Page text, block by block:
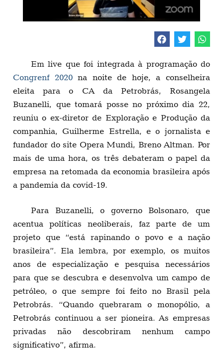
Em live que foi integrada à programação do
Congrenf 2020na noite de hoje, a conselheira
eleita para o CA da Petrobrás, Rosangela
Buzanelli, que tomará posse no próximo dia 22,
reuniu o ex-diretor de Exploração e Produção da
companhia, Guilherme Estrella, e o jornalista e
fundador do site Opera Mundi, Breno Altman. Por
mais de uma hora, os três debateram o papel da
empresa na retomada da economia brasileira após
a pandemia da covid-19.
Para Buzanelli, o governo Bolsonaro, que
acentua políticas neoliberais, faz parte de um
projeto que “está rapinando o povo e a nação
brasileira”. Ela lembra, por exemplo, os muitos
anos de especialização e pesquisa necessários
para que se descubra e desenvolva um campo de
petróleo, o que sempre foi feito no Brasil pela
Petrobrás. “Quando quebraram o monopólio, a
Petrobrás continuou a ser pioneira. As empresas
privadas não descobriram nenhum campo
significativo”, afirma.